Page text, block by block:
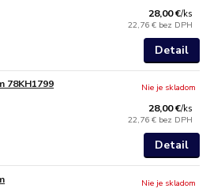
28,00 €/ks
22,76 € bez DPH
Detail
78KH1799
28,00 €/ks
22,76 € bez DPH
Nie je skladom
Detail
Nie je skladom